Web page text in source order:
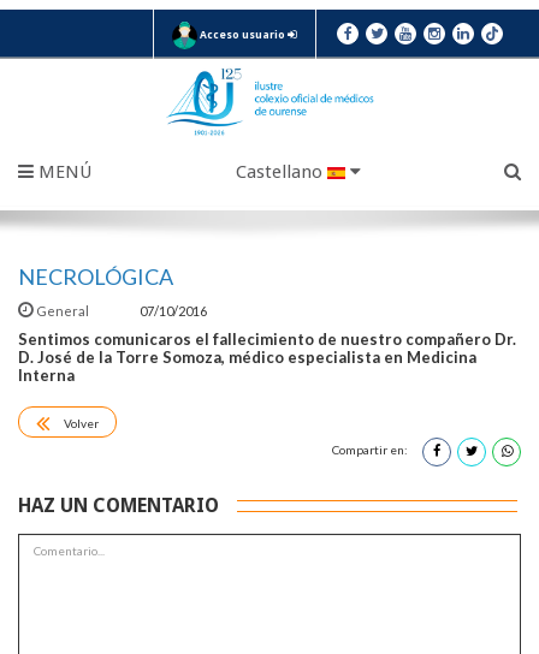
Acceso usuario
MENÚ Castellano
NECROLÓGICA
General 07/10/2016
Sentimos comunicaros el fallecimiento de nuestro compañero Dr.
D. José de la Torre Somoza, médico especialista en Medicina
Interna
Volver
Compartir en:
HAZ UN COMENTARIO